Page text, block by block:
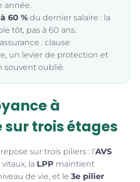
année.
60 % du dernier salaire : la
tôt, pas à 60 ans.
: clause
un levier de protection et
souvent oublié.
à
trois étages
sur trois piliers : l’AVS
la LPP maintient
de vie, et le 3e pilier